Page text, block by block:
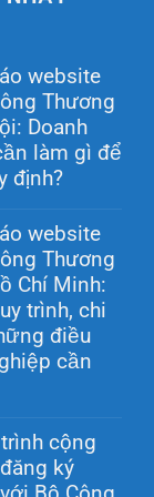
website
Thương
Doanh
làm gì để
định?
website
Thương
Chí Minh:
trình, chi
điều
cần
cộng
ký